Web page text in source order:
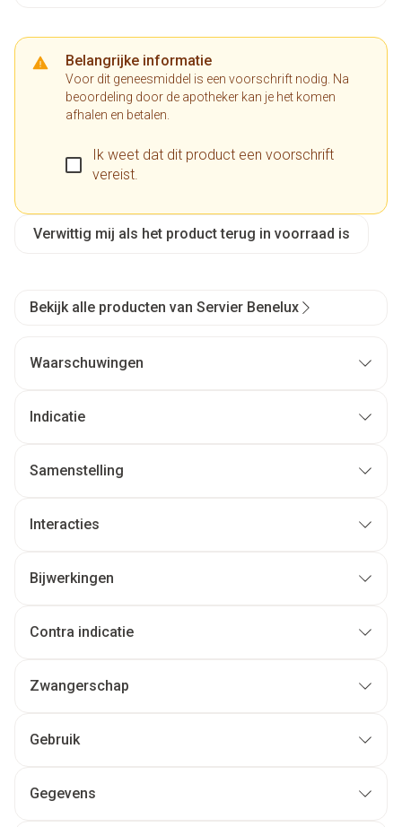
Belangrijke informatie
Voor dit geneesmiddel is een voorschrift nodig. Na
beoordeling door de apotheker kan je het komen
afhalen en betalen.
Ik weet dat dit product een voorschrift
vereist.
Verwittig mij als het product terug in voorraad is
Bekijk alle producten van Servier Benelux
Waarschuwingen
Indicatie
Samenstelling
Interacties
Bijwerkingen
Contra indicatie
Zwangerschap
Gebruik
Gegevens